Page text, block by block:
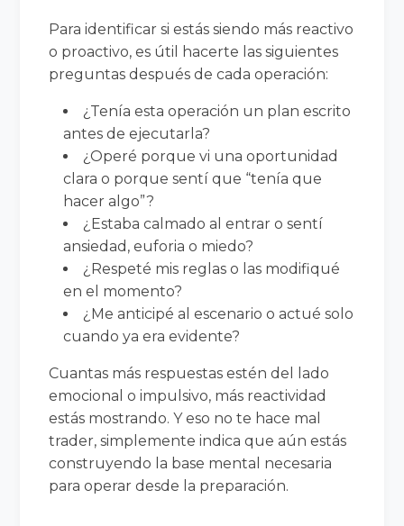
Para identificar si estás siendo más reactivo
o proactivo, es útil hacerte las siguientes
preguntas después de cada operación:
¿Tenía esta operación un plan escrito
antes de ejecutarla?
¿Operé porque vi una oportunidad
clara o porque sentí que “tenía que
hacer algo”?
¿Estaba calmado al entrar o sentí
ansiedad, euforia o miedo?
¿Respeté mis reglas o las modifiqué
en el momento?
¿Me anticipé al escenario o actué solo
cuando ya era evidente?
Cuantas más respuestas estén del lado
emocional o impulsivo, más reactividad
estás mostrando. Y eso no te hace mal
trader, simplemente indica que aún estás
construyendo la base mental necesaria
para operar desde la preparación.